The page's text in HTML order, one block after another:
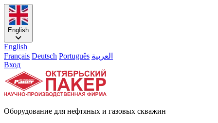
English
English
Français Deutsch Português العربية
Вход
Оборудование для нефтяных и газовых скважин